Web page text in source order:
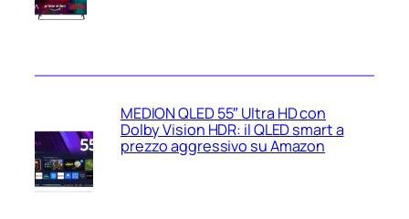
MEDION QLED 55″ Ultra HD con
Dolby Vision HDR: il QLED smart a
prezzo aggressivo su Amazon